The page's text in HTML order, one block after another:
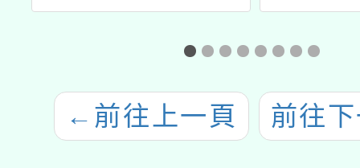
實作競賽」
← 前往上一頁 前往